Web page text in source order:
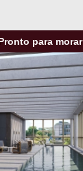
para morar